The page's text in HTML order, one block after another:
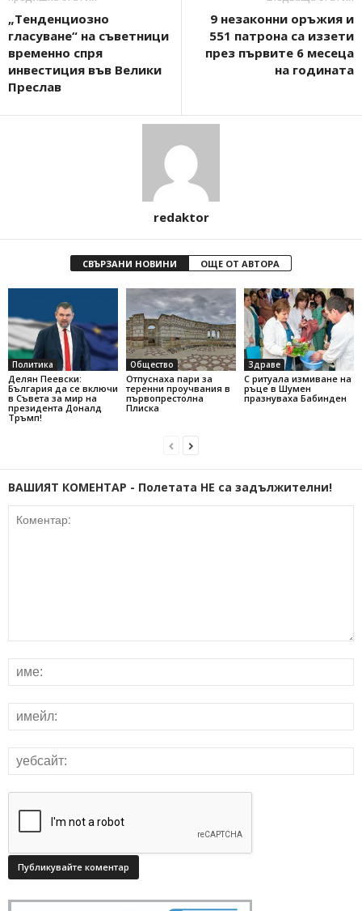
„Тенденциозно
гласуване“ на съветници
временно спря
инвестиция във Велики
Преслав
9 незаконни оръжия и
551 патрона са иззети
през първите 6 месеца
на годината
redaktor
СВЪРЗАНИ НОВИНИ ОЩЕ ОТ АВТОРА
Политика
Делян Пеевски:
България да се включи
в Съвета за мир на
президента Доналд
Тръмп!
Общество
Отпуснаха пари за
теренни проучвания в
първопрестолна
Плиска
Здраве
С ритуала измиване на
ръце в Шумен
празнуваха Бабинден
ВАШИЯТ КОМЕНТАР - Полетата НЕ са задължителни!